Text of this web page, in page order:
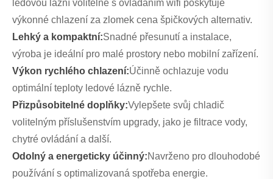
ledovou lázní volitelně s ovládáním wifi poskytuje
výkonné chlazení za zlomek cena špičkových alternativ.
Lehký a kompaktní:Snadné přesunutí a instalace,
výroba je ideální pro malé prostory nebo mobilní zařízení.
Výkon rychlého chlazení:Účinně ochlazuje vodu
optimální teploty ledové lázně rychle.
Přizpůsobitelné doplňky:Vylepšete svůj chladič
volitelným příslušenstvím upgrady, jako je filtrace vody,
chytré ovládání a další.
Odolný a energeticky účinný:Navrženo pro dlouhodobé
používání s optimalizovaná spotřeba energie.